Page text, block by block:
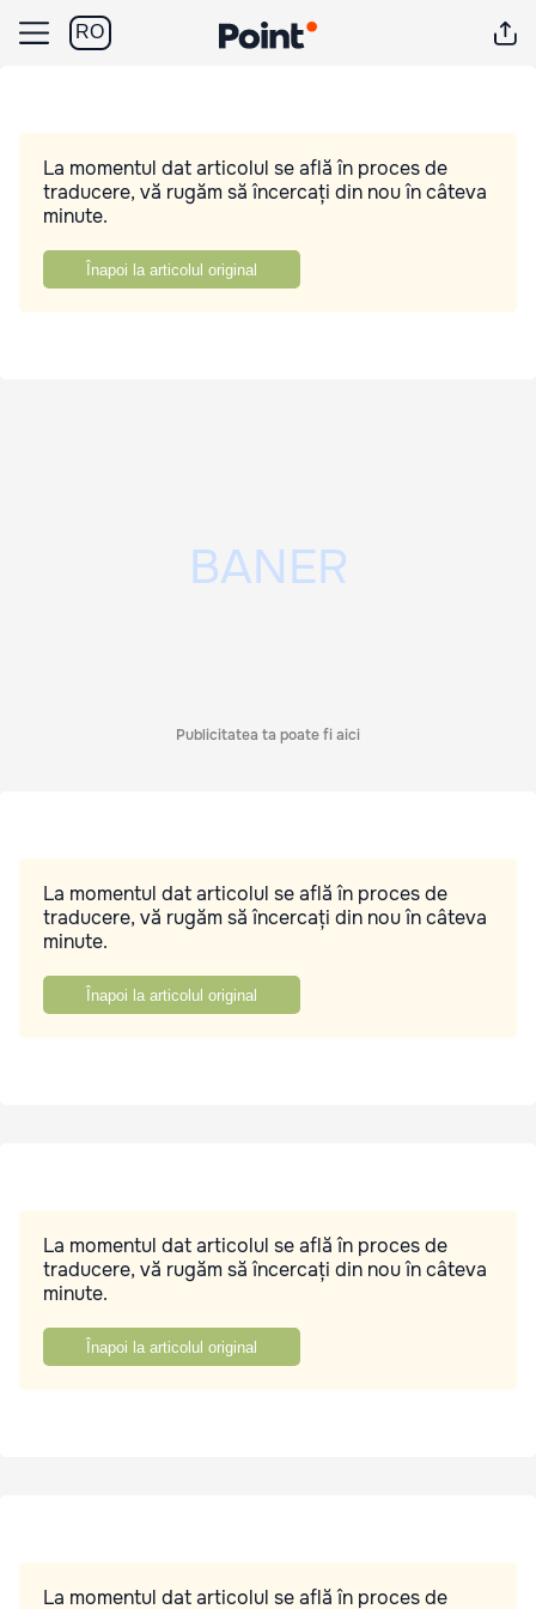
RO
La momentul dat articolul se află în proces de
traducere, vă rugăm să încercați din nou în câteva
minute.
Înapoi la articolul original
Publicitatea ta poate fi aici
La momentul dat articolul se află în proces de
traducere, vă rugăm să încercați din nou în câteva
minute.
Înapoi la articolul original
La momentul dat articolul se află în proces de
traducere, vă rugăm să încercați din nou în câteva
minute.
Înapoi la articolul original
La momentul dat articolul se află în proces de